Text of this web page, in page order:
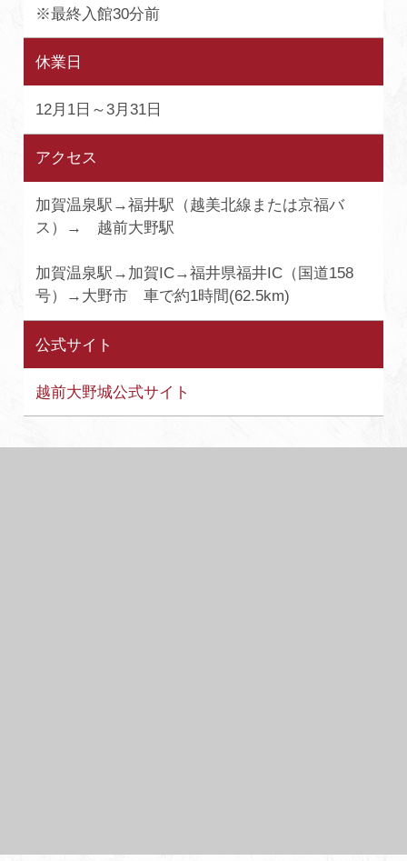
※最終入館30分前
休業日
12月1日～3月31日
アクセス
加賀温泉駅→福井駅（越美北線または京福バ
ス）→ 越前大野駅
加賀温泉駅→加賀IC→福井県福井IC（国道158
号）→大野市 車で約1時間(62.5km)
公式サイト
越前大野城公式サイト